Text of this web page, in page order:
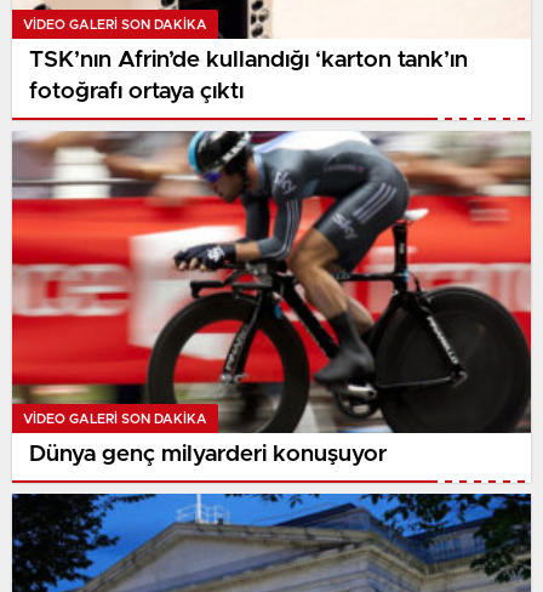
VIDEO GALERI SON DAKİKA
TSK’nın Afrin’de kullandığı ‘karton tank’ın
fotoğrafı ortaya çıktı
VIDEO GALERI SON DAKİKA
Dünya genç milyarderi konuşuyor